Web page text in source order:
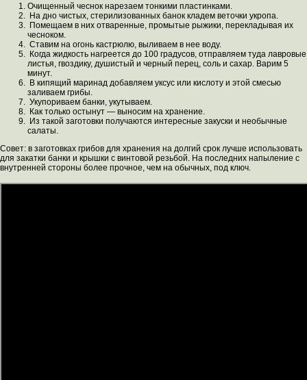
Очищенный чеснок нарезаем тонкими пластинками.
На дно чистых, стерилизованных банок кладем веточки укропа.
Помещаем в них отваренные, промытые рыжики, перекладывая их
чесноком.
Ставим на огонь кастрюлю, выливаем в нее воду.
Когда жидкость нагреется до 100 градусов, отправляем туда лавровые
листья, гвоздику, душистый и черный перец, соль и сахар. Варим 5
минут.
В кипящий маринад добавляем уксус или кислоту и этой смесью
заливаем грибы.
Укупориваем банки, укутываем.
Как только остынут — выносим на хранение.
Из такой заготовки получаются интересные закуски и необычные
салаты.
Совет: в заготовках грибов для хранения на долгий срок лучше использовать
для закатки банки и крышки с винтовой резьбой. На последних напыление с
внутренней стороны более прочное, чем на обычных, под ключ.